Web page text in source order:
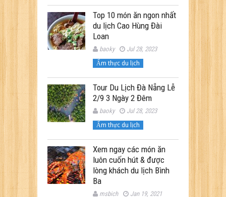
Top 10 món ăn ngon nhất
du lịch Cao Hùng Đài
Loan
baoky Jul 28, 2023
Ẩm thực du lịch
Tour Du Lịch Đà Nẵng Lễ
2/9 3 Ngày 2 Đêm
baoky Jul 28, 2023
Ẩm thực du lịch
Xem ngay các món ăn
luôn cuốn hút & được
lòng khách du lịch Bình
Ba
msbich Jan 19, 2021